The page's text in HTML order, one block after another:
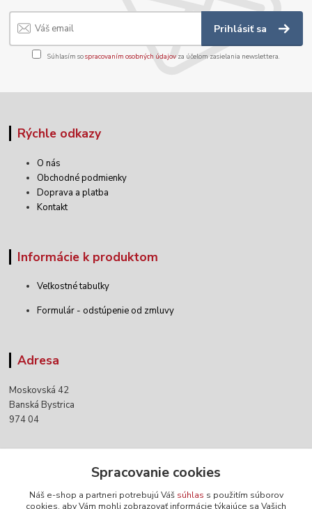
Prihlásiť sa
Súhlasím sospracovaním osobných údajov za účelom zasielania newslettera.
Rýchle odkazy
O nás
Obchodné podmienky
Doprava a platba
Kontakt
Informácie k produktom
Veľkostné tabuľky
Formulár - odstúpenie od zmluvy
Adresa
Moskovská 42
Banská Bystrica
974 04
+421 903 152 158
Spracovanie cookies
Náš e-shop a partneri potrebujú Váš súhlas s použitím súborov
cookies, aby Vám mohli zobrazovať informácie týkajúce sa Vašich